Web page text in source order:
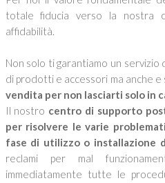
totale fiducia verso la nostra
affidabilità.
Non solo ti garantiamo un servizio
di prodotti e accessori ma anche
vendita per non lasciarti solo in
Il nostro centro di supporto
per risolvere le varie
fase di utilizzo o installazione
reclami per mal
immediatamente tutte le